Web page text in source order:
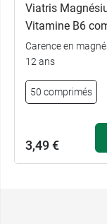
Viatris
Vitamine B6
Carence en
12 ans
50 comprimés
3,49 €